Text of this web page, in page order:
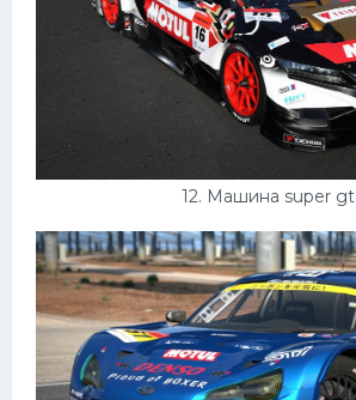
12. Машина super gt